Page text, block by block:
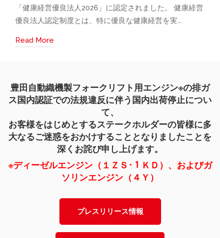
「健康経営優良法人2026」に認定されました。 健康経営
優良法人認定制度とは、特に優良な健康経営を実...
Read More
豊田自動織機製フォークリフト用エンジン※の排ガ
ス国内認証での法規違反に伴う国内出荷停止につい
て、
お客様をはじめとするステークホルダーの皆様に多
大なるご迷惑をおかけすることとなりましたことを
深くお詫び申し上げます。
※ディーゼルエンジン（１ＺＳ･１ＫＤ）、およびガ
ソリンエンジン（４Ｙ）
プレスリリース情報